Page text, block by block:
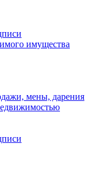
имущества
мены, дарения